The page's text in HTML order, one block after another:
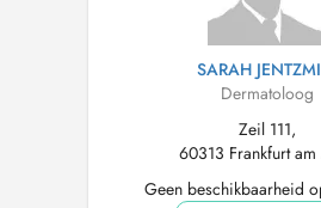
SARAH
Dermatoloog
Zeil 111,
60313 Frankfurt
Geen beschikbaarheid